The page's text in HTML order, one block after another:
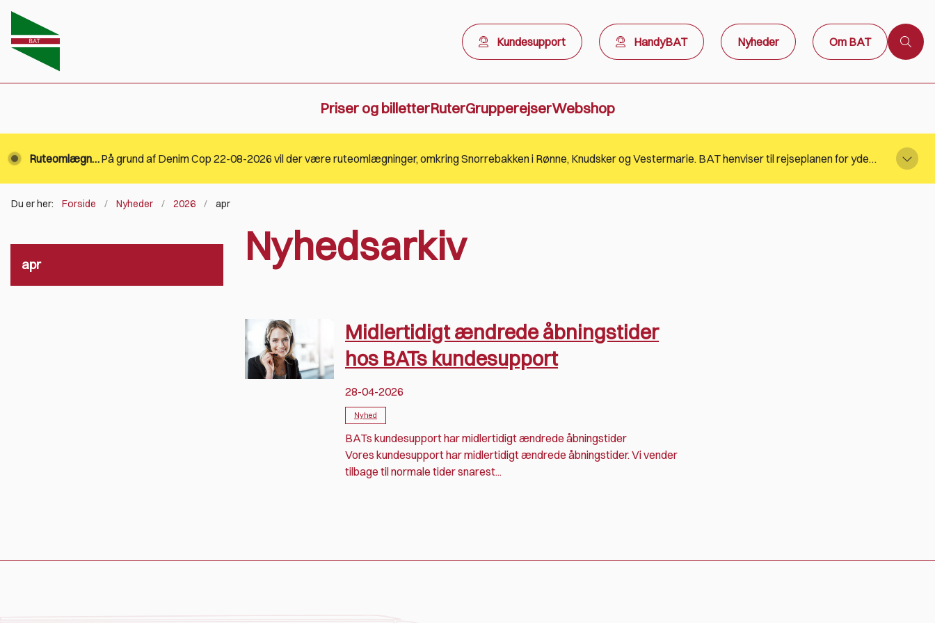
Kundesupport HandyBAT Nyheder Om BAT
Priser og billetterRuterGrupperejserWebshop
Ruteomlægning. På grund af Denim Cop 22-08-2026 vil der være ruteomlægninger, omkring Snorrebakken i Rønne, Knudsker og Vestermarie. BAT henviser til rejseplanen for yderligere information.
Du er her: Forside Nyheder 2026 apr
apr Nyhedsarkiv
Midlertidigt ændrede åbningstider
hos BATs kundesupport
28-04-2026
Nyhed
BATs kundesupport har midlertidigt ændrede åbningstider
Vores kundesupport har midlertidigt ændrede åbningstider. Vi vender
tilbage til normale tider snarest...